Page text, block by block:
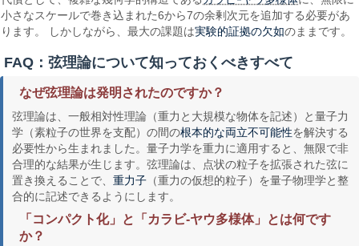
小さなスケールで巻き込まれた6から7の余剰次元を追加する必要があ
ります。 しかしながら、最大の課題は実験的証拠の欠如のままです。
FAQ：弦理論について知っておくべきすべて
なぜ弦理論は発明されたのですか？
弦理論は、一般相対性理論（重力と大規模な物体を記述）と量子力
学（素粒子の世界を支配）の間の根本的な両立不可能性を解決する
必要性から生まれました。量子力学を重力に適用すると、無限で非
合理的な結果が生じます。弦理論は、点状の粒子を拡張された弦に
置き換えることで、重力子 （重力の仮想的粒子）を量子物理学と整
合的に記述できるようにします。
「コンパクト化」と「カラビ-ヤウ多様体」とは何です
か？